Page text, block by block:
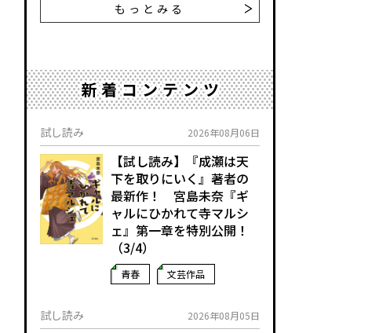
もっとみる
新着コンテンツ
試し読み 2026年08月06日
【試し読み】『成瀬は天
下を取りにいく』著者の
最新作！ 宮島未奈『ギ
ャルにひかれて寺マルシ
ェ』第一章を特別公開！
（3/4）
青春 文芸作品
試し読み 2026年08月05日